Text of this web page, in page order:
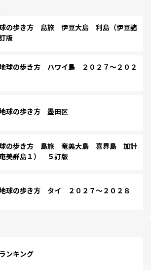
の歩き方 島旅 伊豆大島 利島（伊豆諸
版
球の歩き方 ハワイ島 ２０２７～２０２
球の歩き方 墨田区
の歩き方 島旅 奄美大島 喜界島 加計
美群島１） ５訂版
球の歩き方 タイ ２０２７～２０２８
ンキング